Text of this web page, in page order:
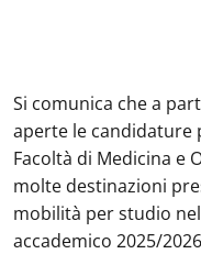
Si comunica che a
aperte le candidature
Facoltà di Medicina e
molte destinazioni
mobilità per studio
accademico 2025/